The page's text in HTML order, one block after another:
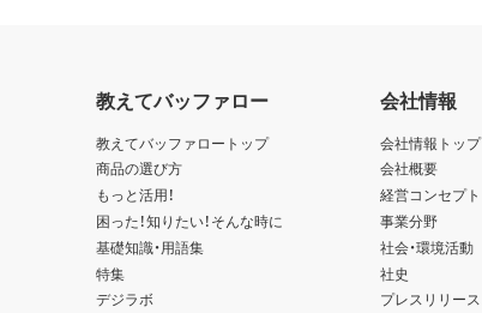
教えてバッファロー
教えてバッファロートップ
商品の選び方
もっと活用！
困った！知りたい！そんな時に
基礎知識・用語集
特集
デジラボ
会社情報
会社情報トップ
会社概要
経営コンセプト
事業分野
社会・環境活動
社史
プレスリリース